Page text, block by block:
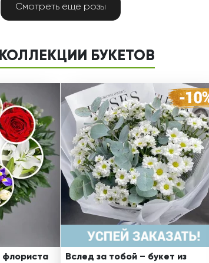
Смотреть еще розы
БУКЕТОВ
флориста
Вслед за тобой – букет из